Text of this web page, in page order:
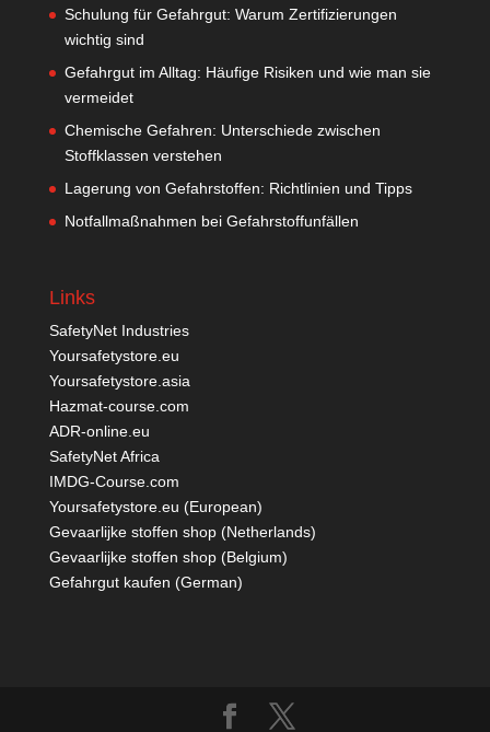
Schulung für Gefahrgut: Warum Zertifizierungen
wichtig sind
Gefahrgut im Alltag: Häufige Risiken und wie man sie
vermeidet
Chemische Gefahren: Unterschiede zwischen
Stoffklassen verstehen
Lagerung von Gefahrstoffen: Richtlinien und Tipps
Notfallmaßnahmen bei Gefahrstoffunfällen
Links
SafetyNet Industries
Yoursafetystore.eu
Yoursafetystore.asia
Hazmat-course.com
ADR-online.eu
SafetyNet Africa
IMDG-Course.com
Yoursafetystore.eu (European)
Gevaarlijke stoffen shop (Netherlands)
Gevaarlijke stoffen shop (Belgium)
Gefahrgut kaufen (German)